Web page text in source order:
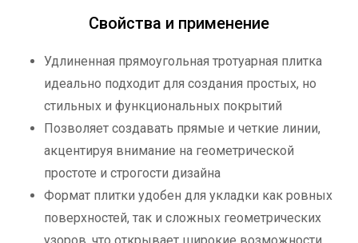
Свойства и применение
Удлиненная прямоугольная тротуарная плитка
идеально подходит для создания простых, но
стильных и функциональных покрытий
Позволяет создавать прямые и четкие линии,
акцентируя внимание на геометрической
простоте и строгости дизайна
Формат плитки удобен для укладки как ровных
поверхностей, так и сложных геометрических
узоров, что открывает широкие возможности